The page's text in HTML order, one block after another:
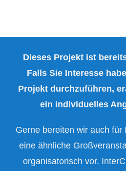
Dieses Projekt ist
Falls Sie Interesse
Projekt durchzuführen,
ein individuelles
Gerne bereiten wir auch für
eine ähnliche
organisatorisch vor.